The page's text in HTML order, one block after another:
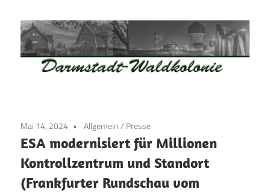
Inhalt
springen
Darmstadt
Altstadt
der
Weststadt
–
Mai 14, 2024 Allgemein/ Presse
ESA modernisiert für Millionen
Kontrollzentrum und Standort
(Frankfurter Rundschau vom